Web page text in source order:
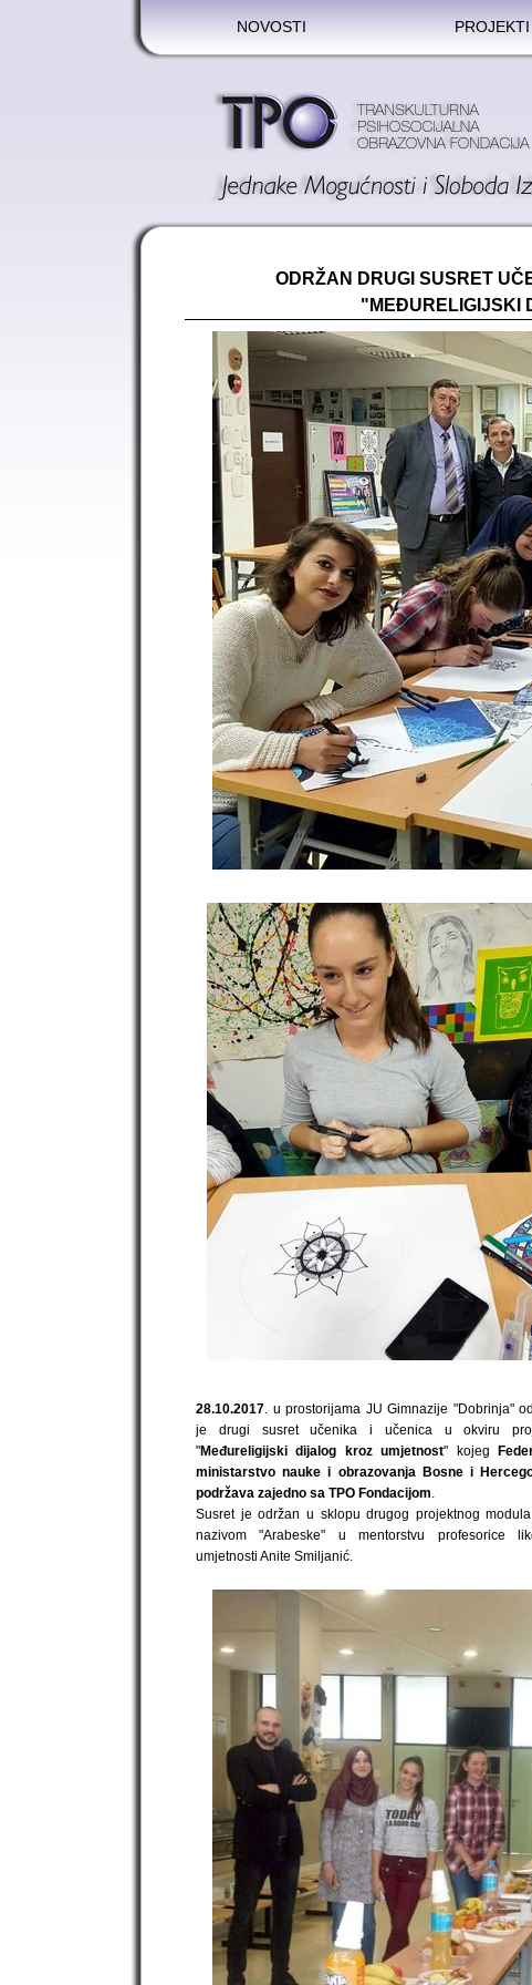
NOVOSTI PROJEKTI
ODRŽAN DRUGI SUSRET
"MEĐURELIGIJSKI
28.10.2017. u prostorijama JU Gimnazije "Dobrinja"
je drugi susret učenika i učenica u okviru
"Međureligijski dijalog kroz umjetnost" kojeg
ministarstvo nauke i obrazovanja Bosne i
podržava zajedno sa TPO Fondacijom.
Susret je održan u sklopu drugog projektnog
nazivom "Arabeske" u mentorstvu profesorice
umjetnosti Anite Smiljanić.